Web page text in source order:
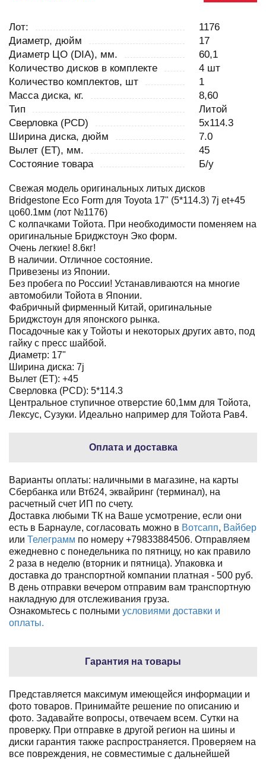
Лот:
1176
Диаметр, дюйм
17
Диаметр ЦО (DIA), мм.
60,1
Количество дисков в комплекте
4 шт
Количество комплектов, шт
1
Масса диска, кг.
8,60
Тип
Литой
Сверловка (PCD)
5x114.3
Ширина диска, дюйм
7.0
Вылет (ET), мм.
45
Состояние товара
Б/у
Свежая модель оригинальных литых дисков
Bridgestone Eco Form для Toyota 17" (5*114.3) 7j et+45
цо60.1мм (лот №1176)
С колпачками Тойота. При необходимости поменяем на
оригинальные Бриджстоун Эко форм.
Очень легкие! 8.6кг!
В наличии. Отличное состояние.
Привезены из Японии.
Без пробега по России! Устанавливаются на многие
автомобили Тойота в Японии.
Фабричный фирменный Китай, оригинальные
Бриджстоун для японского рынка.
Посадочные как у Тойоты и некоторых других авто, под
гайку с пресс шайбой.
Диаметр: 17"
Ширина диска: 7j
Вылет (ET): +45
Сверловка (PCD): 5*114.3
Центральное ступичное отверстие 60,1мм для Тойота,
Лексус, Сузуки. Идеально например для Тойота Рав4.
Оплата и доставка
Варианты оплаты: наличными в магазине, на карты
Сбербанка или Втб24, эквайринг (терминал), на
расчетный счет ИП по счету.
Доставка любыми ТК на Ваше усмотрение, если они
есть в Барнауле, согласовать можно в Вотсапп, Вайбер
или Телеграмм по номеру +79833884506. Отправляем
ежедневно с понедельника по пятницу, но как правило
2 раза в неделю (вторник и пятница). Упаковка и
доставка до транспортной компании платная - 500 руб.
В день отправки вечером отправим вам транспортную
накладную для отслеживания груза.
Ознакомьтесь с полными условиями доставки и
оплаты.
Гарантия на товары
Представляется максимум имеющейся информации и
фото товаров. Принимайте решение по описанию и
фото. Задавайте вопросы, отвечаем всем. Сутки на
проверку. При отправке в другой регион на шины и
диски гарантия также распространяется. Проверяем на
все повреждения, не совместимые с дальнейшей